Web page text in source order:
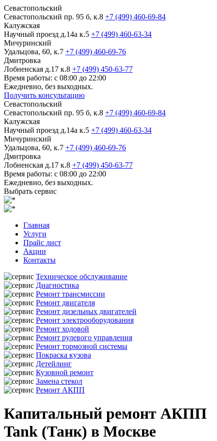
Севастопольский
Севастопольский пр. 95 б, к.8 +7 (499) 460-69-84
Калужская
Научный проезд д.14а к.5 +7 (499) 460-63-34
Мичуринский
Удальцова, 60, к.7 +7 (499) 460-69-76
Дмитровка
Лобненская д.17 к.8 +7 (499) 450-63-77
Время работы: с 08:00 до 22:00
Ежедневно, без выходных.
Получить консультацию
Севастопольский
Севастопольский пр. 95 б, к.8 +7 (499) 460-69-84
Калужская
Научный проезд д.14а к.5 +7 (499) 460-63-34
Мичуринский
Удальцова, 60, к.7 +7 (499) 460-69-76
Дмитровка
Лобненская д.17 к.8 +7 (499) 450-63-77
Время работы: с 08:00 до 22:00
Ежедневно, без выходных.
Выбрать сервис
Главная
Услуги
Прайс лист
Акции
Контакты
Техническое обслуживание
Диагностика
Ремонт трансмиссии
Ремонт двигателя
Ремонт дизельных двигателей
Ремонт электрооборудования
Ремонт ходовой
Ремонт рулевого управления
Ремонт тормозной системы
Покраска кузова
Детейлинг
Кузовной ремонт
Замена стекол
Ремонт АКПП
Капитальный ремонт АКПП
Tank (Танк) в Москве